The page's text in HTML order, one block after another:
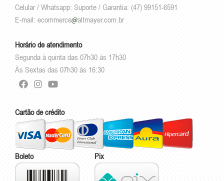
Celular / Whatsapp: Suporte / Garantia: (47) 99151-6591
E-mail: ecommerce altmayer.com.br
Horário de atendimento
Segunda à quinta das 07h30 às 17h30
Às Sextas das 07h30 às 16:30
Cartão de crédito
Boleto Pix